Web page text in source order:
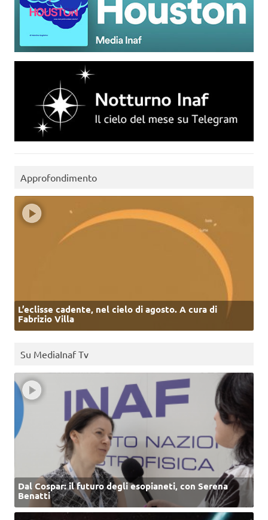
Approfondimento
L’eclisse cadente, nel cielo di agosto. A cura di
Fabrizio Villa
Su MediaInaf Tv
Dal Cospar: il futuro degli esopianeti, con Serena
Benatti